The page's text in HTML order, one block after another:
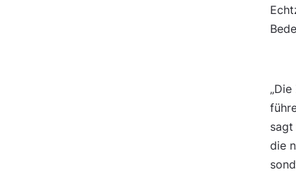
sagt
die